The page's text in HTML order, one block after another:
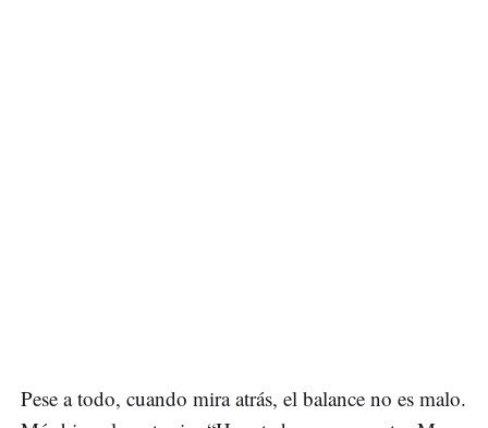
Pese a todo, cuando mira atrás, el balance no es malo.